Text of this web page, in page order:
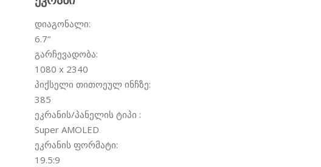
დიაგონალი:
6.7“
გარჩევადობა:
1080 x 2340
პიქსელი თითოეულ ინჩზე:
385
ეკრანის/პანელის ტიპი :
Super AMOLED
ეკრანის ფორმატი:
19.5:9